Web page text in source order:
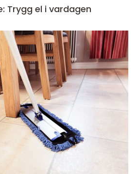
Trygg el i vardagen